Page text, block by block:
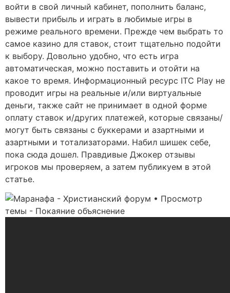
войти в свой личный кабинет, пополнить баланс,
вывести прибыль и играть в любимые игры в
режиме реального времени. Прежде чем выбрать то
самое казино для ставок, стоит тщательно подойти
к выбору. Довольно удобно, что есть игра
автоматическая, можно поставить и отойти на
какое то время. Информационный ресурс ITC Play не
проводит игры на реальные и/или виртуальные
деньги, также сайт не принимает в одной форме
оплату ставок и/других платежей, которые связаны/
могут быть связаны с буккерами и азартными и
азартными и тотализаторами. Набил шишек себе,
пока сюда дошел. Правдивые Джокер отзывы
игроков мы проверяем, а затем публикуем в этой
статье.